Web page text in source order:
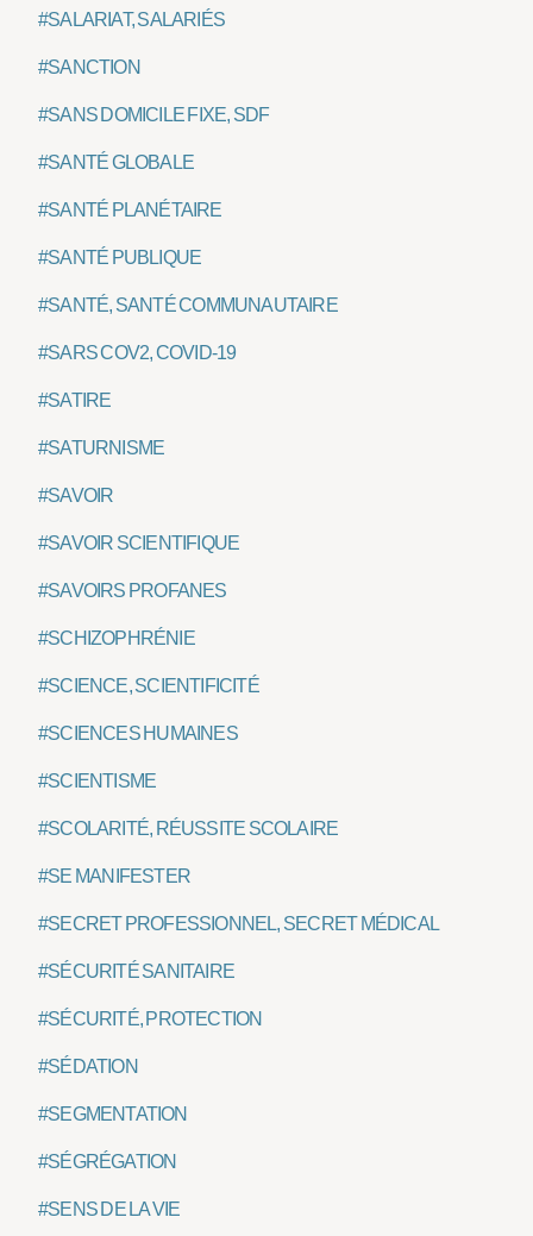
#SALARIAT, SALARIÉS
#SANCTION
#SANS DOMICILE FIXE, SDF
#SANTÉ GLOBALE
#SANTÉ PLANÉTAIRE
#SANTÉ PUBLIQUE
#SANTÉ, SANTÉ COMMUNAUTAIRE
#SARS COV2, COVID-19
#SATIRE
#SATURNISME
#SAVOIR
#SAVOIR SCIENTIFIQUE
#SAVOIRS PROFANES
#SCHIZOPHRÉNIE
#SCIENCE, SCIENTIFICITÉ
#SCIENCES HUMAINES
#SCIENTISME
#SCOLARITÉ, RÉUSSITE SCOLAIRE
#SE MANIFESTER
#SECRET PROFESSIONNEL, SECRET MÉDICAL
#SÉCURITÉ SANITAIRE
#SÉCURITÉ, PROTECTION
#SÉDATION
#SEGMENTATION
#SÉGRÉGATION
#SENS DE LA VIE